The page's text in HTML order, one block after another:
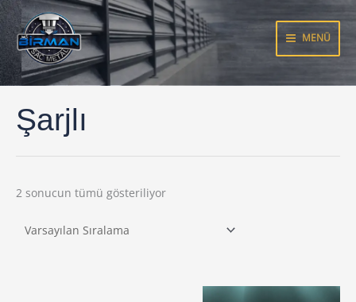
İçeriğe
atla
MENÜ
Şarjlı
2 sonucun tümü gösteriliyor